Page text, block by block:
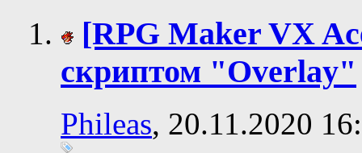
[RPG Maker VX
скриптом "Overlay"
Phileas, 20.11.2020